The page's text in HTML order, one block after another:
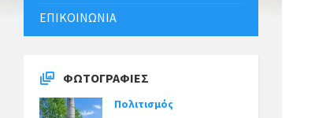
ΕΠΙΚΟΙΝΩΝΊΑ
ΦΩΤΟΓΡΑΦΊΕΣ
Πολιτισμός